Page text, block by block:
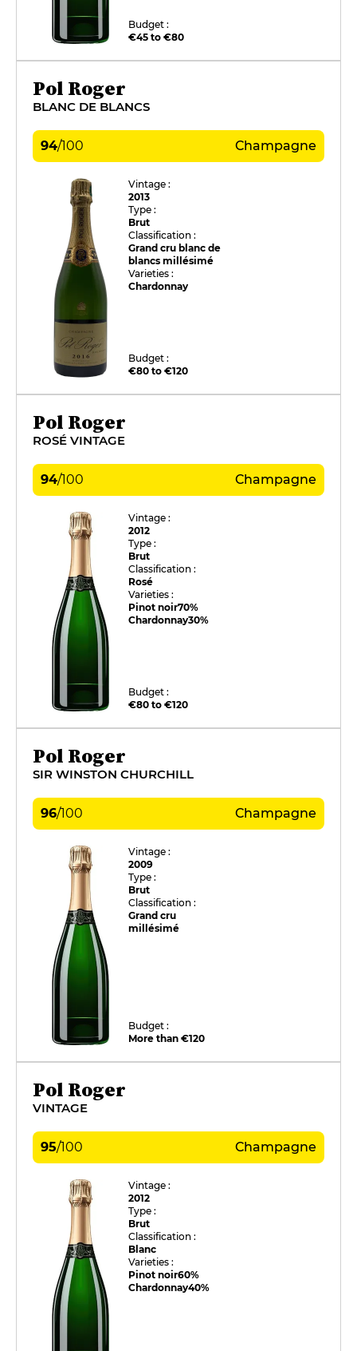
Budget :
€45 to €80
Pol Roger
BLANC DE BLANCS
94/100 Champagne
Vintage :
2013
Type :
Brut
Classification :
Grand cru blanc de
blancs millésimé
Varieties :
Chardonnay
Budget :
€80 to €120
Pol Roger
ROSÉ VINTAGE
94/100 Champagne
Vintage :
2012
Type :
Brut
Classification :
Rosé
Varieties :
Pinot noir70%
Chardonnay30%
Budget :
€80 to €120
Pol Roger
SIR WINSTON CHURCHILL
96/100 Champagne
Vintage :
2009
Type :
Brut
Classification :
Grand cru
millésimé
Budget :
More than €120
Pol Roger
VINTAGE
95/100 Champagne
Vintage :
2012
Type :
Brut
Classification :
Blanc
Varieties :
Pinot noir60%
Chardonnay40%